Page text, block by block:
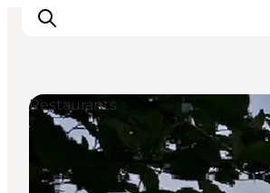
Erlebnisse
Natur
Restaurants